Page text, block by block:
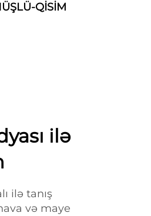
QİSİM
ilə
ilə tanış
və maye